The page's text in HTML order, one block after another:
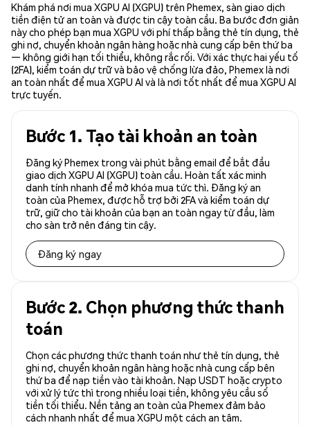
Khám phá nơi mua XGPU AI (XGPU) trên Phemex, sàn giao dịch
tiền điện tử an toàn và được tin cậy toàn cầu. Ba bước đơn giản
này cho phép bạn mua XGPU với phí thấp bằng thẻ tín dụng, thẻ
ghi nợ, chuyển khoản ngân hàng hoặc nhà cung cấp bên thứ ba
— không giới hạn tối thiểu, không rắc rối. Với xác thực hai yếu tố
(2FA), kiểm toán dự trữ và bảo vệ chống lừa đảo, Phemex là nơi
an toàn nhất để mua XGPU AI và là nơi tốt nhất để mua XGPU AI
trực tuyến.
Bước 1. Tạo tài khoản an toàn
Đăng ký Phemex trong vài phút bằng email để bắt đầu
giao dịch XGPU AI (XGPU) toàn cầu. Hoàn tất xác minh
danh tính nhanh để mở khóa mua tức thì. Đăng ký an
toàn của Phemex, được hỗ trợ bởi 2FA và kiểm toán dự
trữ, giữ cho tài khoản của bạn an toàn ngay từ đầu, làm
cho sàn trở nên đáng tin cậy.
Đăng ký ngay
Bước 2. Chọn phương thức thanh
toán
Chọn các phương thức thanh toán như thẻ tín dụng, thẻ
ghi nợ, chuyển khoản ngân hàng hoặc nhà cung cấp bên
thứ ba để nạp tiền vào tài khoản. Nạp USDT hoặc crypto
với xử lý tức thì trong nhiều loại tiền, không yêu cầu số
tiền tối thiểu. Nền tảng an toàn của Phemex đảm bảo
cách nhanh nhất để mua XGPU một cách an tâm.